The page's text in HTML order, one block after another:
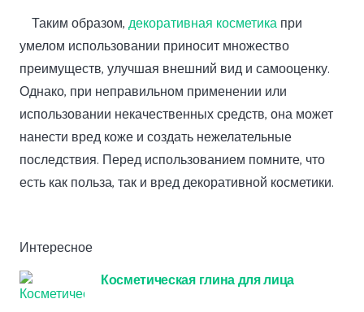
Таким образом,декоративная косметикапри
умелом использовании приносит множество
преимуществ, улучшая внешний вид и самооценку.
Однако, при неправильном применении или
использовании некачественных средств, она может
нанести вред коже и создать нежелательные
последствия. Перед использованием помните, что
есть как польза, так и вред декоративной косметики.
Интересное
Косметическая глина для лица